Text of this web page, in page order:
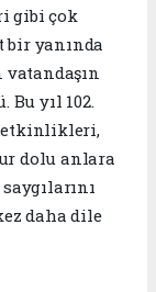
gibi çok
yanında
Bu yıl 102.
etkinlikleri,
dolu anlara
daha dile